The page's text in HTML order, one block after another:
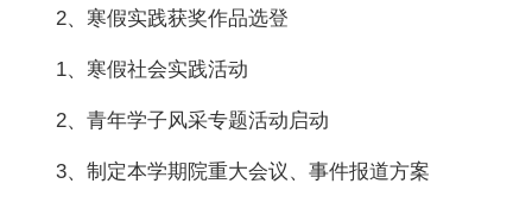
2、寒假实践获奖作品选登
1、寒假社会实践活动
2、青年学子风采专题活动启动
3、制定本学期院重大会议、事件报道方案